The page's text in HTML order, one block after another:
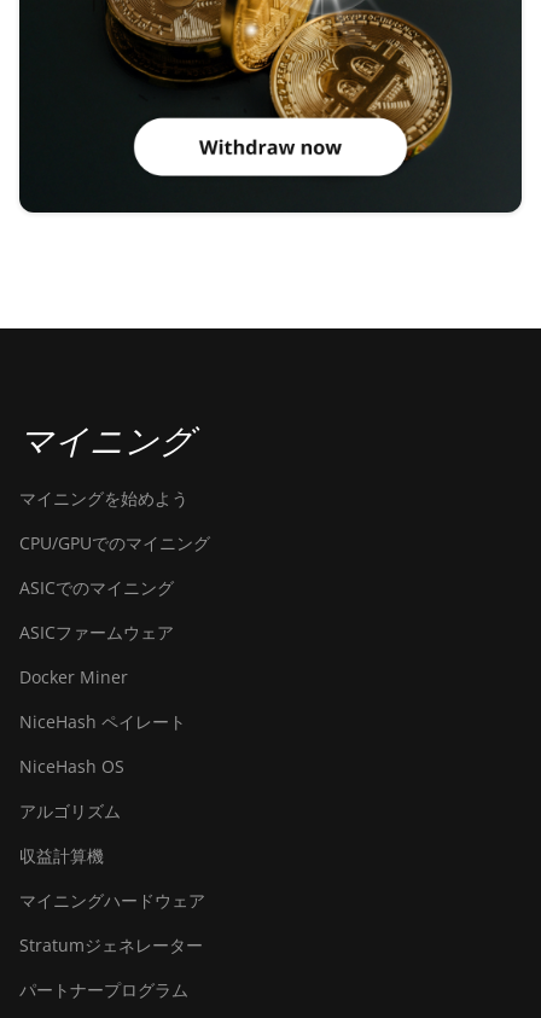
マイニング
マイニングを始めよう
CPU/GPUでのマイニング
ASICでのマイニング
ASICファームウェア
Docker Miner
NiceHash ペイレート
NiceHash OS
アルゴリズム
収益計算機
マイニングハードウェア
Stratumジェネレーター
パートナープログラム